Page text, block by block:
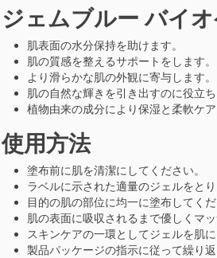
ジェムブルー バイ
肌表面の水分保持を助けます。
肌の質感を整えるサポートをします。
より滑らかな肌の外観に寄与します。
肌の自然な輝きを引き出すのに役立ち
植物由来の成分により保湿と柔軟ケア
使用方法
塗布前に肌を清潔にしてください。
ラベルに示された適量のジェルをとり
目的の肌の部位に均一に塗布してくだ
肌の表面に吸収されるまで優しくマッ
スキンケアの一環としてジェルを肌に
製品パッケージの指示に従って繰り返